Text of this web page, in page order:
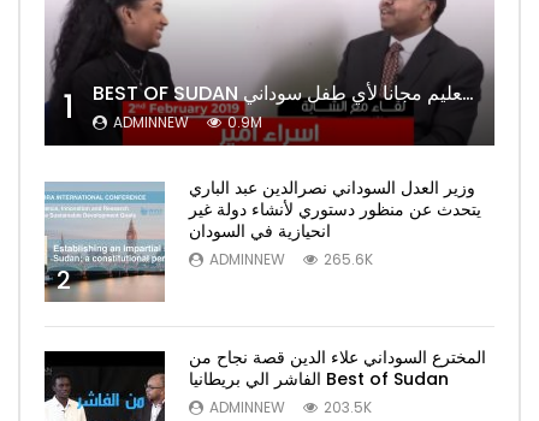
1 BEST OF SUDAN اسراء أمير أشهر شابة سودانية ببريطانيا تحلم بان يكون التعليم مجانا لأي طفل سوداني
ADMINNEW 0.9M
2
وزير العدل السوداني نصرالدين عبد الباري
يتحدث عن منظور دستوري لأنشاء دولة غير
انحيازية في السودان
ADMINNEW 265.6K
المخترع السوداني علاء الدين قصة نجاح من
الفاشر الي بريطانيا Best of Sudan
ADMINNEW 203.5K